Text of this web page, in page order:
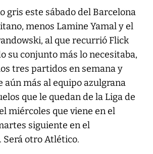
gris este sábado del Barcelona
menos Lamine Yamal y el
al que recurrió Flick
su conjunto más lo necesitaba,
tres partidos en semana y
aún más al equipo azulgrana
que le quedan de la Liga de
miércoles que viene en el
siguiente en el
otro Atlético.